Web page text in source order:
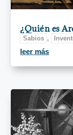
¿Quién es
Sabios ,
leer más